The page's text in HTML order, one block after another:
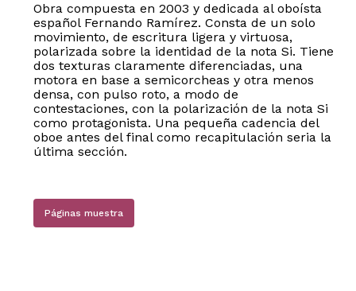
Obra compuesta en 2003 y dedicada al oboísta
español Fernando Ramírez. Consta de un solo
movimiento, de escritura ligera y virtuosa,
polarizada sobre la identidad de la nota Si. Tiene
dos texturas claramente diferenciadas, una
motora en base a semicorcheas y otra menos
densa, con pulso roto, a modo de
contestaciones, con la polarización de la nota Si
como protagonista. Una pequeña cadencia del
oboe antes del final como recapitulación seria la
última sección.
Páginas muestra